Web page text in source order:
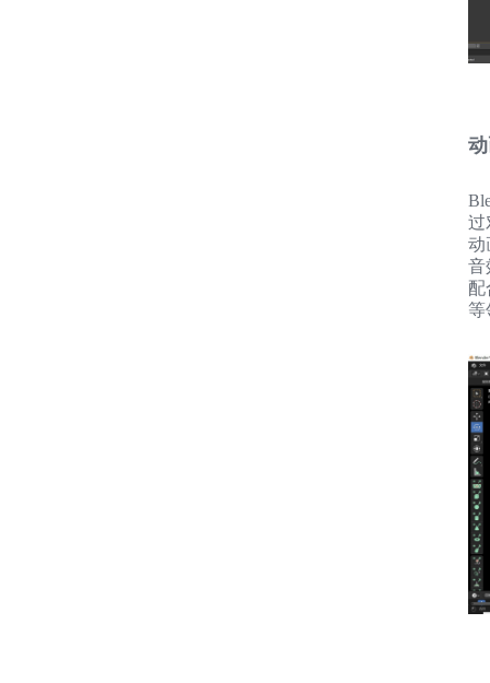
过
动
音
配
等